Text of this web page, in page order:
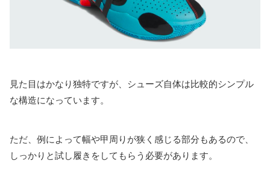
見た目はかなり独特ですが、シューズ自体は比較的シンプル
な構造になっています。
ただ、例によって幅や甲周りが狭く感じる部分もあるので、
しっかりと試し履きをしてもらう必要があります。